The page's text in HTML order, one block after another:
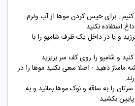
: برای خیس کردن موها از آب ولرم
استفاده نکنید
و یا در داخل یک ظرف شامپو را با
ماساژ دهید : اصلا سعی نکنید موها را در
را به ساقه و نوک موها بمانید و به
بکشید